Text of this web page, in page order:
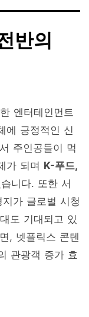
반의
엔터테인먼트
에 긍정적인 신
주인공들이 먹
가 되며 K-푸드,
니다. 또한 서
가 글로벌 시청
도 기대되고 있
, 넷플릭스 콘텐
관광객 증가 효